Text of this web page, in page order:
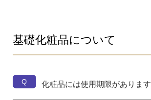
基礎化粧品について
Q 化粧品には使用期限があります